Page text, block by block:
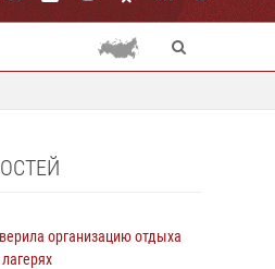
организацию отдыха